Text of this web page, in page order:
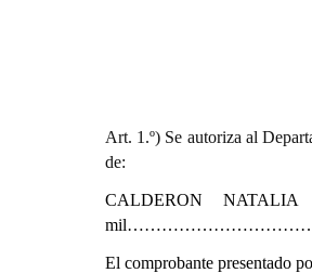
Art. 1.º) Se autoriza al
de:
CALDERON NATALIA
El comprobante presentado